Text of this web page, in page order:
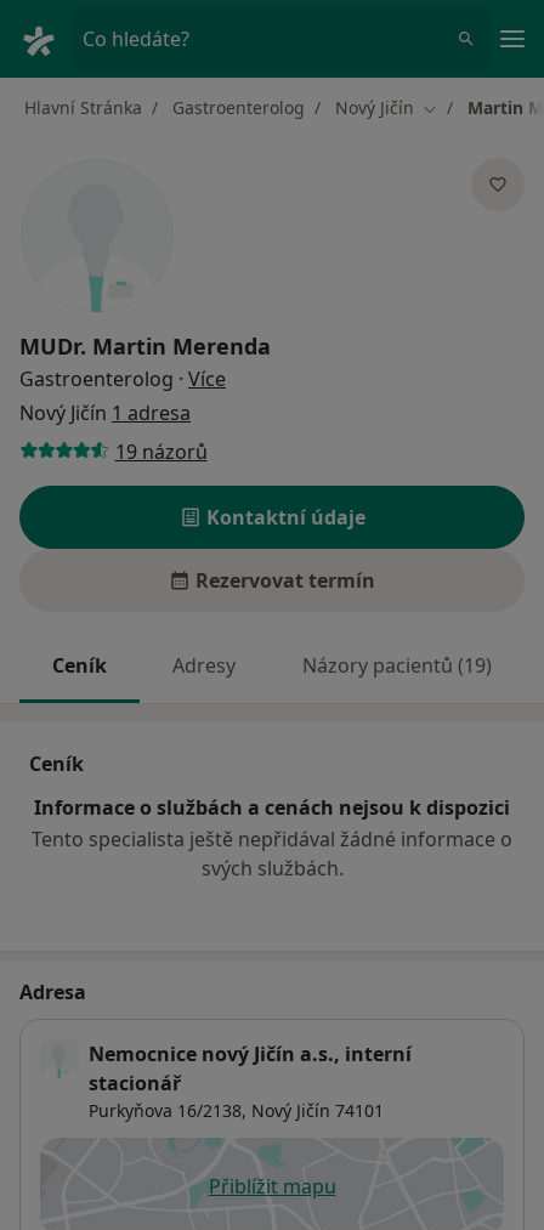
Co hledáte?
Hlavní Stránka Gastroenterolog Nový Jičín Změna města
Martin
MUDr. Martin Merenda
Gastroenterolog · Více
Nový Jičín 1 adresa
19 názorů
Kontaktní údaje
Rezervovat termín
Ceník Adresy Názory pacientů (19)
Ceník
Informace o službách a cenách nejsou k dispozici
Tento specialista ještě nepřidával žádné informace o
svých službách.
Adresa
Nemocnice nový Jičín a.s., interní
stacionář
Purkyňova 16/2138, Nový Jičín 74101
Přiblížit mapuse otevře v nové záložce